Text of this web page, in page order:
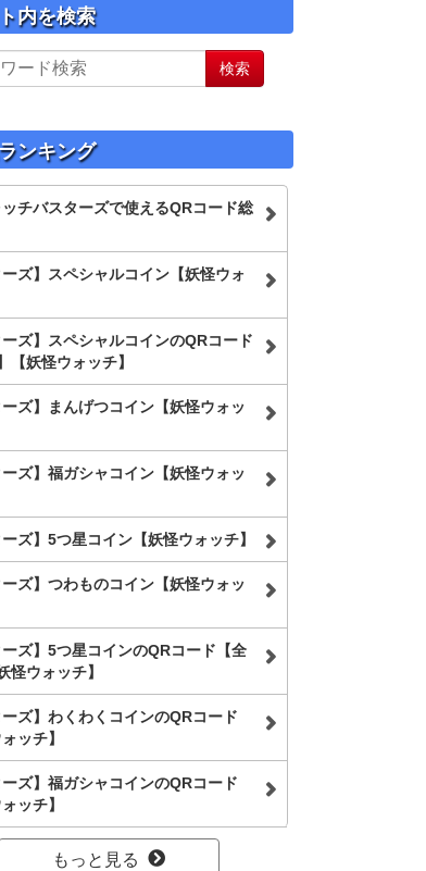
内を検索
検索
ンキング
チバスターズで使えるQRコード総
ーズ】スペシャルコイン【妖怪ウォ
ーズ】スペシャルコインのQRコード
【妖怪ウォッチ】
ーズ】まんげつコイン【妖怪ウォッ
ーズ】福ガシャコイン【妖怪ウォッ
ーズ】5つ星コイン【妖怪ウォッチ】
ーズ】つわものコイン【妖怪ウォッ
ーズ】5つ星コインのQRコード【全
怪ウォッチ】
ーズ】わくわくコインのQRコード
ッチ】
ーズ】福ガシャコインのQRコード
ッチ】
もっと見る